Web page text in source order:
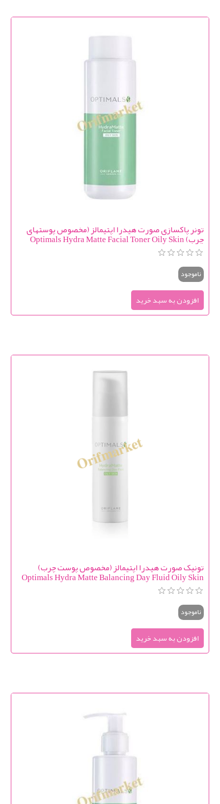
تونر پاکسازی صورت هیدرا اپتیمالز (مخصوص پوستهای
چرب) Optimals Hydra Matte Facial Toner Oily Skin
ناموجود
تونیک صورت هیدرا اپتیمالز (مخصوص پوست چرب)
Optimals Hydra Matte Balancing Day Fluid Oily Skin
ناموجود